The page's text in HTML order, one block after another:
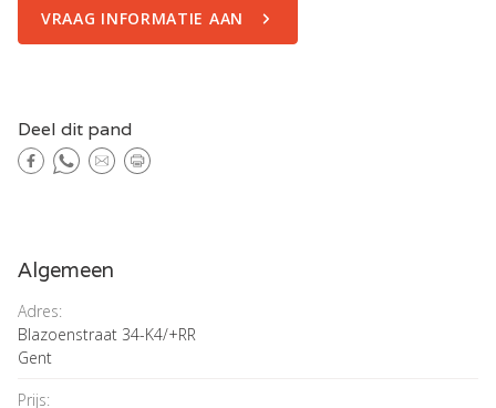
VRAAG INFORMATIE AAN
Deel dit pand
Algemeen
Adres:
Blazoenstraat 34-K4/+RR
Gent
Prijs: